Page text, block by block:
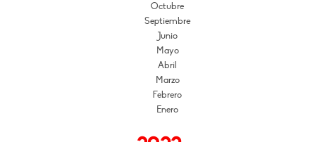
Octubre
Septiembre
Junio
Mayo
Abril
Marzo
Febrero
Enero